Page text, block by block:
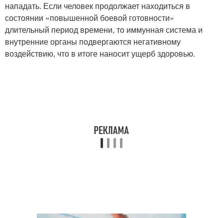
нападать. Если человек продолжает находиться в
состоянии «повышенной боевой готовности»
длительный период времени, то иммунная система и
внутренние органы подвергаются негативному
воздействию, что в итоге наносит ущерб здоровью.